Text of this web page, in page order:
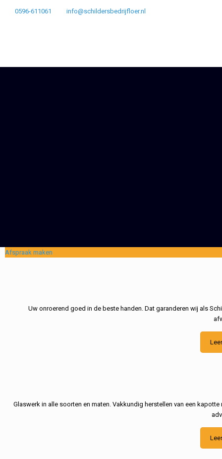
0596-611061 info@schildersbedrijfloer.nl
Afspraak maken
Uw onroerend goed in de beste handen. Dat garanderen wij als
Glaswerk in alle soorten en maten. Vakkundig herstellen van een